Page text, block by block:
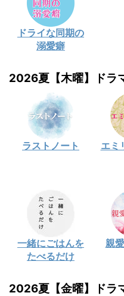
ドライな同期の
溺愛癖
2026夏【木曜】ドラ
ラストノート エミ
一緒にごはんを
たべるだけ
親
2026夏【金曜】ドラ